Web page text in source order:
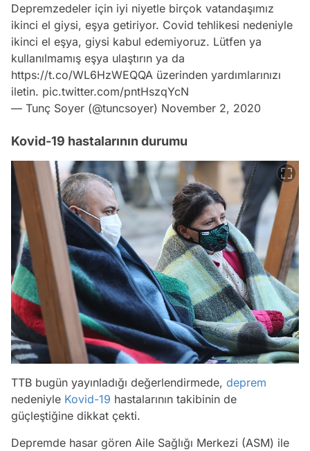
Depremzedeler için iyi niyetle birçok vatandaşımız
ikinci el giysi, eşya getiriyor. Covid tehlikesi nedeniyle
ikinci el eşya, giysi kabul edemiyoruz. Lütfen ya
kullanılmamış eşya ulaştırın ya da
https://t.co/WL6HzWEQQA üzerinden yardımlarınızı
iletin. pic.twitter.com/pntHszqYcN
— Tunç Soyer (@tuncsoyer) November 2, 2020
Kovid-19 hastalarının durumu
TTB bugün yayınladığı değerlendirmede, deprem
nedeniyle Kovid-19 hastalarının takibinin de
güçleştiğine dikkat çekti.
Depremde hasar gören Aile Sağlığı Merkezi (ASM) ile